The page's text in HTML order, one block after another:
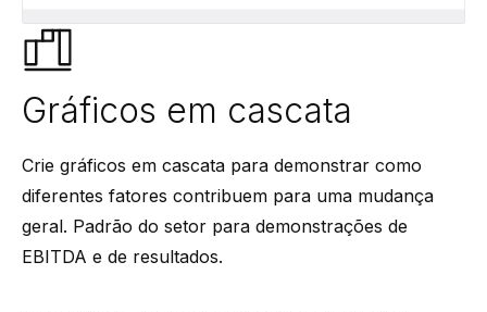
Gráficos em cascata
Crie gráficos em cascata para demonstrar como
diferentes fatores contribuem para uma mudança
geral. Padrão do setor para demonstrações de
EBITDA e de resultados.